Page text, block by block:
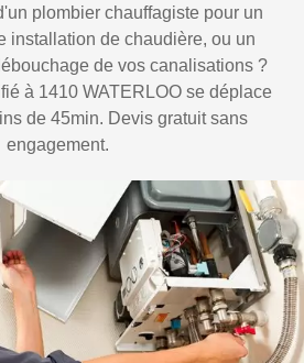
plombier chauffagiste pour un
installation de chaudière, ou un
de vos canalisations ?
à 1410 WATERLOO se déplace
de 45min. Devis gratuit sans
engagement.